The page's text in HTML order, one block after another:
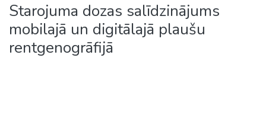
Starojuma dozas salīdzinājums
mobilajā un digitālajā plaušu
rentgenogrāfijā